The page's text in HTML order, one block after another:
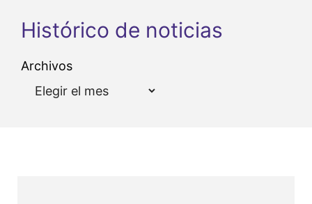
Histórico de noticias
Archivos